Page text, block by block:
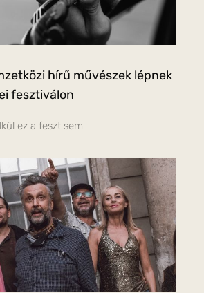
hírű művészek lépnek
fesztiválon
ez a feszt sem